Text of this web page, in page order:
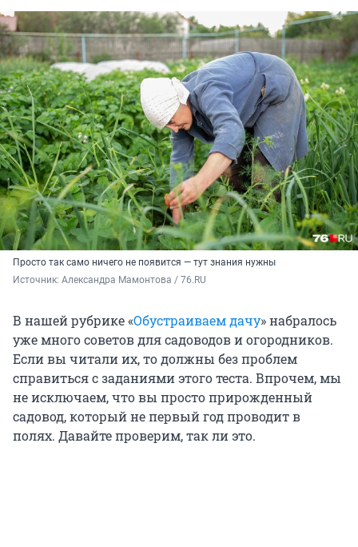
Просто так само ничего не появится — тут знания нужны
Источник: Александра Мамонтова / 76.RU
В нашей рубрике «Обустраиваем дачу» набралось
уже много советов для садоводов и огородников.
Если вы читали их, то должны без проблем
справиться с заданиями этого теста. Впрочем, мы
не исключаем, что вы просто прирожденный
садовод, который не первый год проводит в
полях. Давайте проверим, так ли это.